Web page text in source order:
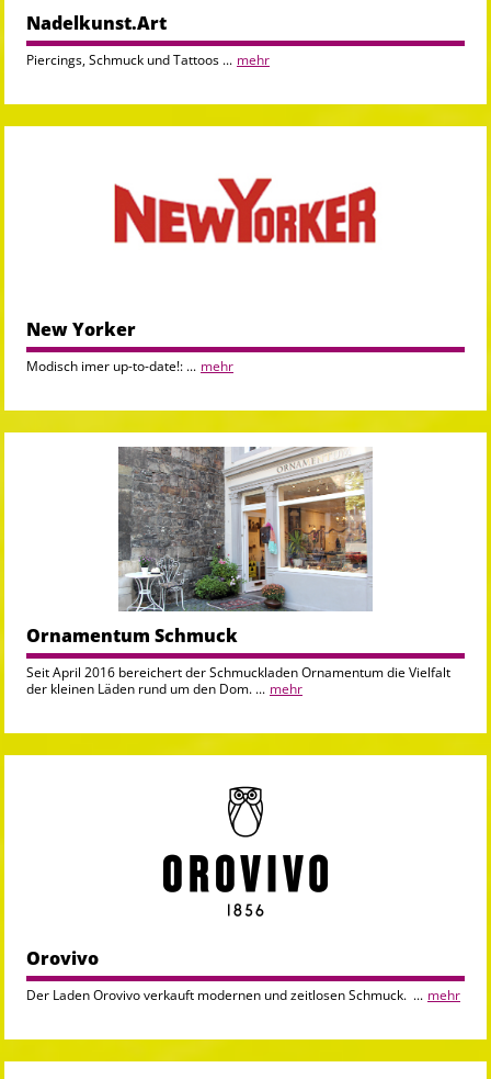
Nadelkunst.Art
Piercings, Schmuck und Tattoos ... mehr
New Yorker
Modisch imer up-to-date!: ... mehr
Ornamentum Schmuck
Seit April 2016 bereichert der Schmuckladen Ornamentum die Vielfalt
der kleinen Läden rund um den Dom. ... mehr
Orovivo
Der Laden Orovivo verkauft modernen und zeitlosen Schmuck. ... mehr